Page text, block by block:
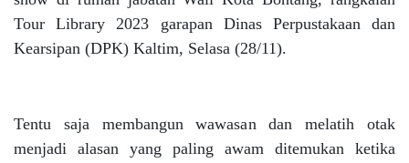
Tour Library 2023 garapan Dinas Perpustakaan dan
Kearsipan (DPK) Kaltim, Selasa (28/11).
Tentu saja membangun wawasan dan melatih otak
menjadi alasan yang paling awam ditemukan ketika